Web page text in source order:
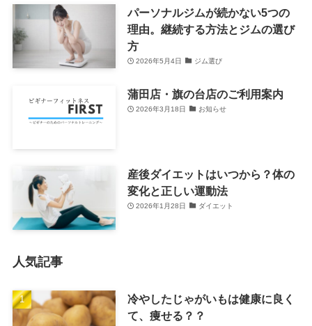
パーソナルジムが続かない5つの
理由。継続する方法とジムの選び
方
2026年5月4日 ジム選び
蒲田店・旗の台店のご利用案内
2026年3月18日 お知らせ
産後ダイエットはいつから？体の
変化と正しい運動法
2026年1月28日 ダイエット
人気記事
冷やしたじゃがいもは健康に良く
て、痩せる？？